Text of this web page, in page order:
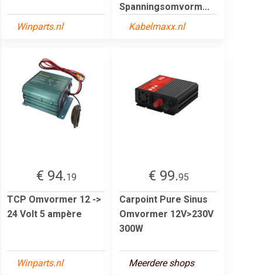
Winparts.nl
Spanningsomvorm...
Kabelmaxx.nl
€ 94.19
TCP Omvormer 12 ->
24 Volt 5 ampère
Winparts.nl
€ 99.95
Carpoint Pure Sinus
Omvormer 12V>230V
300W
Meerdere shops